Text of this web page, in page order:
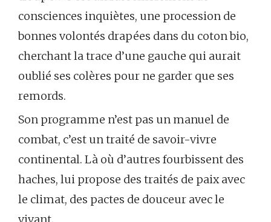
consciences inquiètes, une procession de
bonnes volontés drapées dans du coton bio,
cherchant la trace d’une gauche qui aurait
oublié ses colères pour ne garder que ses
remords.
Son programme n’est pas un manuel de
combat, c’est un traité de savoir-vivre
continental. Là où d’autres fourbissent des
haches, lui propose des traités de paix avec
le climat, des pactes de douceur avec le
vivant.